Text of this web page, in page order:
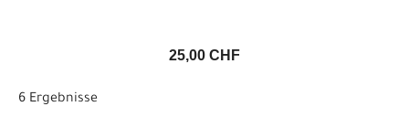
25,00 CHF
6 Ergebnisse